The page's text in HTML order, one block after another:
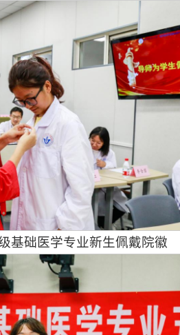
基础医学专业新生佩戴院徽